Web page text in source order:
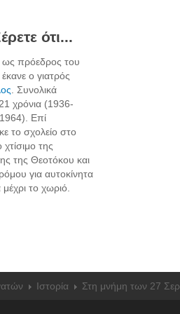
ότι...
ως πρόεδρος του
ο γιατρός
. Συνολικά
χρόνια (1936-
Επί
το σχολείο στο
της
της Θεοτόκου και
για αυτοκίνητα
το χωριό.
Ιστορία Στη μνήμη των 27